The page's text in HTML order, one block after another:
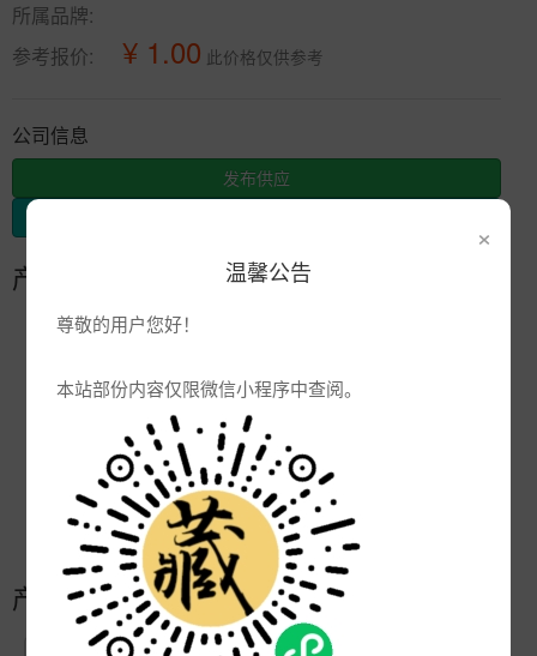
×
温馨公告
尊敬的用户您好！
本站部份内容仅限微信小程序中查阅。
所属品牌:
参考报价:
¥ 1.00 此价格仅供参考
公司信息
发布供应
产品参数
编号:
Hg
2873
厂商:
景德镇市合元陶瓷有限公司
更新:
2022-05-24 14:00:36
产品简介